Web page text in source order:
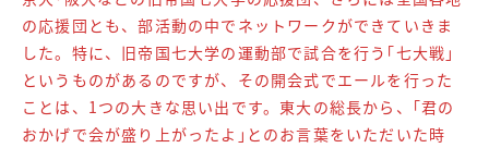
の応援団とも、部活動の中でネットワークができていきま
した。特に、旧帝国七大学の運動部で試合を行う｢七大戦｣
というものがあるのですが、その開会式でエールを行った
ことは、1つの大きな思い出です。東大の総長から、｢君の
おかげで会が盛り上がったよ｣とのお言葉をいただいた時